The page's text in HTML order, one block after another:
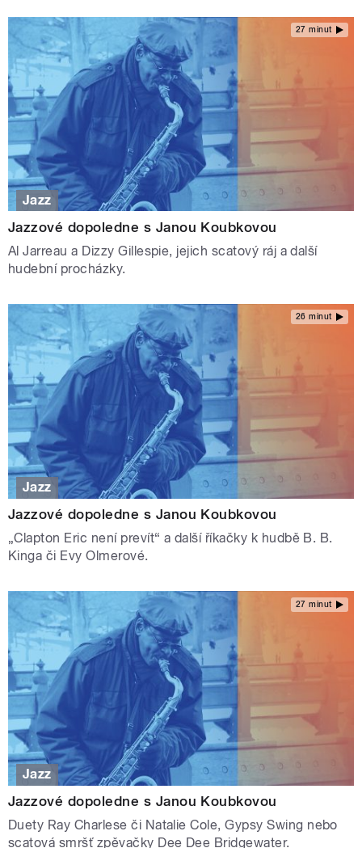
27 minut
Jazz
Jazzové dopoledne s Janou Koubkovou
Al Jarreau a Dizzy Gillespie, jejich scatový ráj a další
hudební procházky.
26 minut
Jazz
Jazzové dopoledne s Janou Koubkovou
„Clapton Eric není prevít“ a další říkačky k hudbě B. B.
Kinga či Evy Olmerové.
27 minut
Jazz
Jazzové dopoledne s Janou Koubkovou
Duety Ray Charlese či Natalie Cole, Gypsy Swing nebo
scatová smršť zpěvačky Dee Dee Bridgewater.